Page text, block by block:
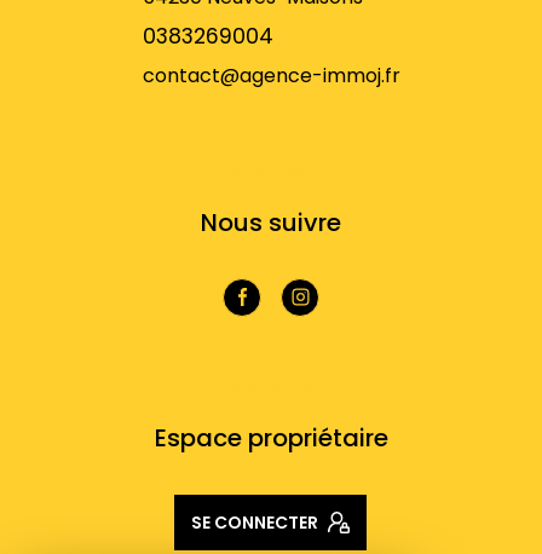
0383269004
contact@agence-immoj.fr
Nous suivre
Espace propriétaire
SE CONNECTER